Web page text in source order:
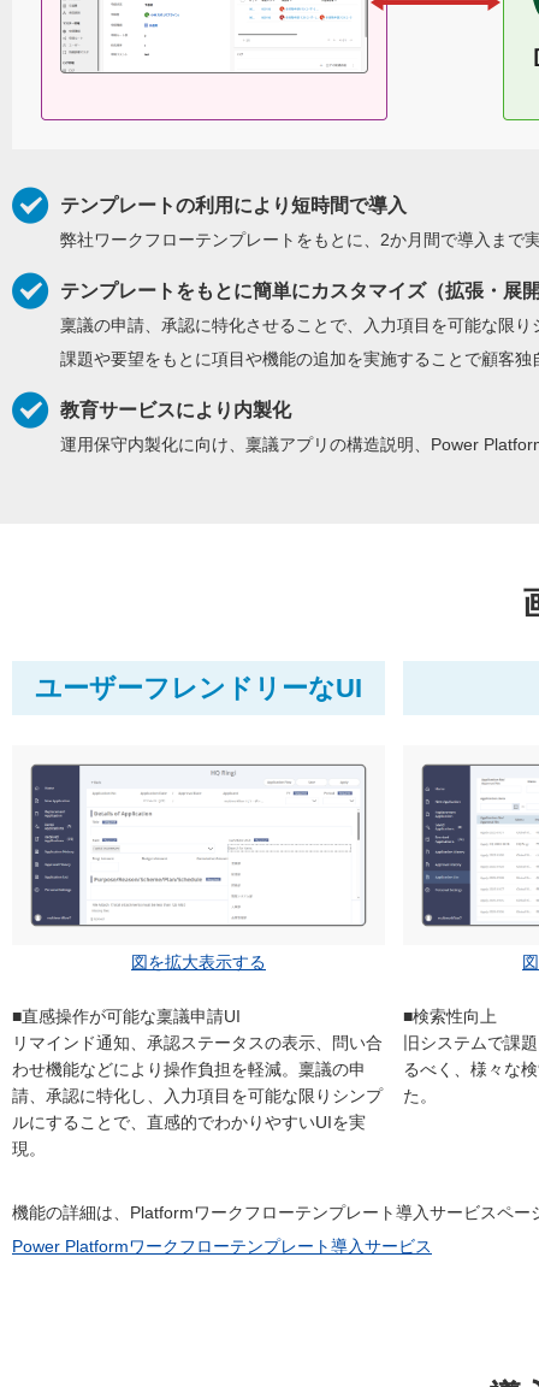
テンプレートの利用により短時間で導入
弊社ワークフローテンプレートをもとに、2か月間で導入まで
テンプレートをもとに簡単にカスタマイズ（拡張・展
稟議の申請、承認に特化させることで、入力項目を可能な限
課題や要望をもとに項目や機能の追加を実施することで顧客
教育サービスにより内製化
運用保守内製化に向け、稟議アプリの構造説明、Power
ユーザーフレンドリーなUI
図を拡大表示する
■直感操作が可能な稟議申請UI
リマインド通知、承認ステータスの表示、問い合
わせ機能などにより操作負担を軽減。稟議の申
請、承認に特化し、入力項目を可能な限りシンプ
ルにすることで、直感的でわかりやすいUIを実
現。
■検索性向上
旧システムで課
るべく、様々な
た。
機能の詳細は、Platformワークフローテンプレート導入サービスペー
Power Platformワークフローテンプレート導入サービス